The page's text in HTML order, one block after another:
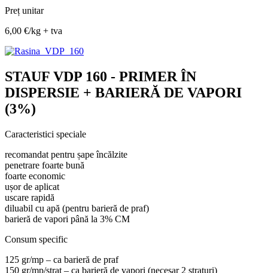
Preț unitar
6,00 €/kg + tva
STAUF VDP 160 - PRIMER ÎN
DISPERSIE + BARIERĂ DE VAPORI
(3%)
Caracteristici speciale
recomandat pentru șape încălzite
penetrare foarte bună
foarte economic
ușor de aplicat
uscare rapidă
diluabil cu apă (pentru barieră de praf)
barieră de vapori până la 3% CM
Consum specific
125 gr/mp – ca barieră de praf
150 gr/mp/strat – ca barieră de vapori (necesar 2 straturi)